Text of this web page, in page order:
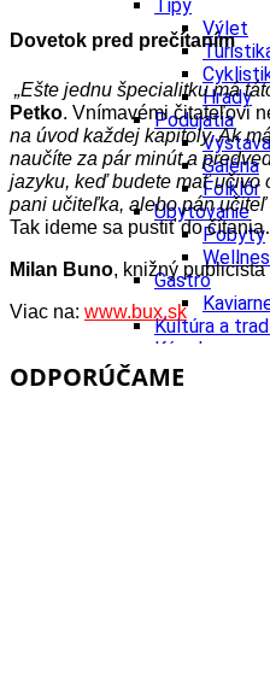
Tipy
Výlet
Hrady
Podujatia
Výstava
Galéria
Folklór
Ubytovanie
Pobyty
Gastro
Kultúra a
Kúpele
Šport a
Dovetok pred prečítaním
„Ešte jednu špecialitku má
Petko. Vnímavémi čitateľovi
na úvod každej kapitoly. Ak
naučíte za pár minút a
jazyku, keď budete mať učivo
pani učiteľka, alebo pán učiteľ
Tak ideme sa pustiť do
Milan Buno, knižný publicista
Viac na: www.bux.sk
ODPORÚČAME